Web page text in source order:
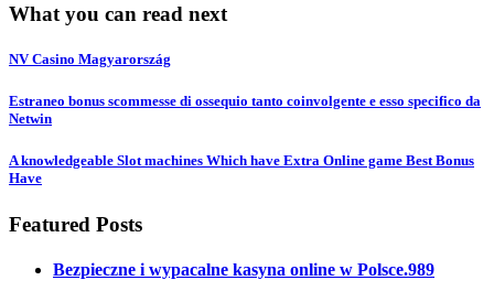
What you can read next
NV Casino Magyarország
Estraneo bonus scommesse di ossequio tanto coinvolgente e esso specifico da
Netwin
A knowledgeable Slot machines Which have Extra Online game Best Bonus
Have
Featured Posts
Bezpieczne i wypacalne kasyna online w Polsce.989